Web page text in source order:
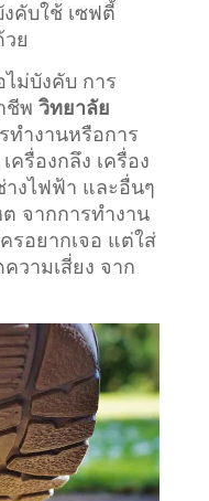
คับใช้ เซฟตี้
วย
ม่บังคับ การ
ชีพ วิทยาลัย
ทำงานหรือการ
ครื่องกลึง เครื่อง
างไฟฟ้า และอื่นๆ
จากการทำงาน
รอยากเจอ แต่ใส่
วามเสี่ยง จาก